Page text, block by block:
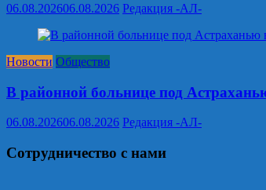
06.08.202606.08.2026 Редакция -АЛ-
Новости Общество
В районной больнице под
06.08.202606.08.2026 Редакция -АЛ-
Сотрудничество с нами